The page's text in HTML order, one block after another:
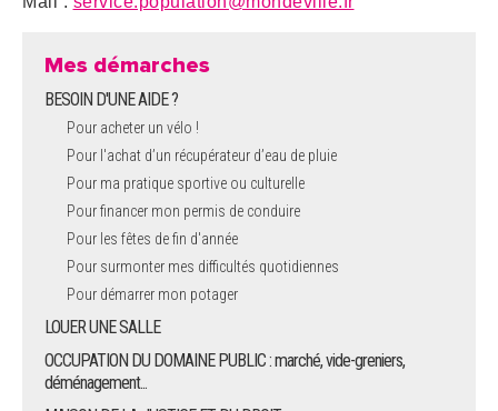
Mes démarches
BESOIN D'UNE AIDE ?
Pour acheter un vélo !
Pour l'achat d’un récupérateur d’eau de pluie
Pour ma pratique sportive ou culturelle
Pour financer mon permis de conduire
Pour les fêtes de fin d'année
Pour surmonter mes difficultés quotidiennes
Pour démarrer mon potager
LOUER UNE SALLE
OCCUPATION DU DOMAINE PUBLIC : marché, vide-greniers,
déménagement...